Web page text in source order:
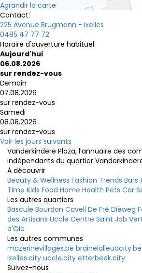
Agrandir la carte
Contact:
225 Avenue Brugmann - Ixelles
0485 47 77 72
Horaire d'ouverture habituel:
Aujourd'hui
06.08.2026
sur rendez-vous
Demain
07.08.2026
sur rendez-vous
Samedi
08.08.2026
sur rendez-vous
Voir les jours suivants
Vanderkindere Plaza, l’annuaire des
indépendants du quartier
À découvrir
Beauty & Wellness Fashion Trends Bars
Time Kids Food Home Health Pets Car
Les autres quartiers
Bascule Bourdon Cavell De Fré Dieweg
des Artisans Uccle Centre Saint Job
d'Oie
Les autres communes
mazerinevillages.be brainelalleudcity.be
ixelles.city uccle.city etterbeek.city
Suivez-nous